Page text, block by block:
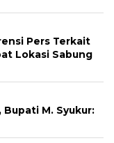
Pers Terkait
Lokasi Sabung
Bupati M. Syukur: